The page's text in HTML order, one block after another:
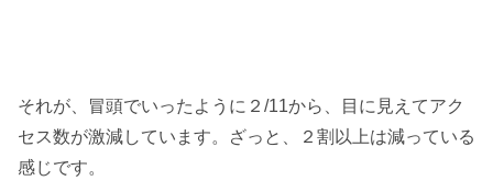
それが、冒頭でいったように２/11から、目に見えてアク
セス数が激減しています。ざっと、２割以上は減っている
感じです。